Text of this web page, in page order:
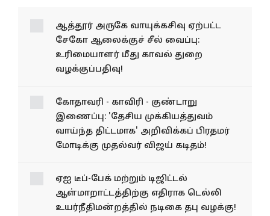
ஆத்தூர் அருகே வாயுக்கசிவு ஏற்பட்ட
சேகோ ஆலைக்குச் சீல் வைப்பு:
உரிமையாளர் மீது காவல் துறை
வழக்குப்பதிவு!
கோதாவரி - காவிரி - குண்டாறு
இணைப்பு: 'தேசிய முக்கியத்துவம்
வாய்ந்த திட்டமாக' அறிவிக்கப் பிரதமர்
மோடிக்கு முதல்வர் விஜய் கடிதம்!
ஏஐ டீப்-பேக் மற்றும் டிஜிட்டல்
ஆள்மாறாட்டத்திற்கு எதிராக டெல்லி
உயர்நீதிமன்றத்தில் நடிகை தபு வழக்கு!